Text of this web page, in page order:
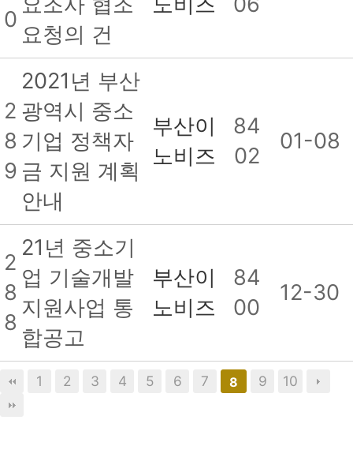
0
요청의 건
2
8
9
2021년 부산
광역시 중소
기업 정책자
금 지원 계획
안내
부산이
노비즈
84
02
01-08
2
8
8
21년 중소기
업 기술개발
지원사업 통
합공고
부산이
노비즈
84
00
12-30
1 2 3 4 5 6 7 8 9 10